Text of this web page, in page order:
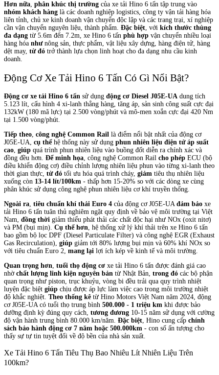
Hơn nữa, phân khúc thị trường của xe tải Hino 6 tấn tập trung vào
nhóm khách hàng là các doanh nghiệp logistics, công ty vận tải hàng hóa
liên tỉnh, chủ xe kinh doanh vận chuyển độc lập và các trang trại, xí nghiệp
cần vận chuyển nguyên liệu, thành phẩm. Đặc biệt, với kích thước thùng
đa dạng từ 5.6m đến 7.2m, xe Hino 6 tấn phù hợp vận chuyển nhiều loại
hàng hóa nhưnông sản, thực phẩm, vật liệu xây dựng, hàng điện tử, hàng
dệt may, từ đó trở thành lựa chọn linh hoạt cho đa dạng nhu cầu kinh
doanh.
Động Cơ Xe Tải Hino 6 Tấn Có Gì Nổi Bật?
Động cơ xe tải Hino 6 tấn sử dụng động cơ Diesel J05E-UA dung tích
5.123 lít, cấu hình 4 xi-lanh thẳng hàng, tăng áp, sản sinh công suất cực đại
132kW (180 mã lực) tại 2.500 vòng/phút và mô-men xoắn cực đại 420 Nm
tại 1.500 vòng/phút.
Tiếp theo, công nghệ Common Rail là điểm nổi bật nhất của động cơ
J05E-UA, cụ thểhệ thống này sử dụng phun nhiên liệu điện tử áp suất
cao, giúp quá trình phun nhiên liệu vào buồng đốt diễn ra chính xác và
đồng đều hơn. Để minh họa, công nghệ Common Rail cho phép ECU (bộ
điều khiển động cơ) điều chỉnh lượng nhiên liệu phun vào từng xi-lanh theo
thời gian thực, từ đó tối ưu hóa quá trình cháy, giảm tiêu thụ nhiên liệu
xuống còn 13-14 lít/100km - thấp hơn 15-20% so với các dòng xe cùng
phân khúc sử dụng công nghệ phun nhiên liệu cơ khí truyền thống.
Ngoài ra, tiêu chuẩn khí thải Euro 4 của động cơ J05E-UA đảm bảo xe
tải Hino 6 tấn tuân thủ nghiêm ngặt quy định về bảo vệ môi trường tại Việt
Nam, đồng thời giảm thiểu phát thải các chất độc hại như NOx (oxit nitơ)
và PM (bụi mịn). Cụ thể hơn, hệ thống xử lý khí thải trên xe Hino 6 tấn
bao gồm bộ lọc DPF (Diesel Particulate Filter) và công nghệ EGR (Exhaust
Gas Recirculation), giúp giảm tới 80% lượng bụi mịn và 60% khí NOx so
với tiêu chuẩn Euro 2, mang lại lợi ích kép về kinh tế và môi trường.
Quan trọng hơn, tuổi thọ động cơ xe tải Hino 6 tấn được đánh giá cao
nhờ chất lượng linh kiện nguyên bản từ Nhật Bản, trong đó các bộ phận
quan trọng như piston, trục khuỷu, vòng bi đều trải qua quy trình nhiệt
luyện đặc biệt giúp chịu được áp lực làm việc cao trong môi trường nhiệt
độ khắc nghiệt. Theo thống kê từ Hino Motors Việt Nam năm 2024, động
cơ J05E-UA có tuổi thọ trung bình 500.000 - 1 triệu km khi được bảo
dưỡng định kỳ đúng quy cách, tương đương 10-15 năm sử dụng với cường
độ vận hành trung bình 80.000 km/năm. Đặc biệt, Hino cung cấp chính
sách bảo hành động cơ 7 năm hoặc 500.000km - con số ấn tượng cho
thấy sự tự tin tuyệt đối về độ bền của nhà sản xuất.
Xe Tải Hino 6 Tấn Tiêu Thụ Bao Nhiêu Lít Nhiên Liệu Trên
100km?